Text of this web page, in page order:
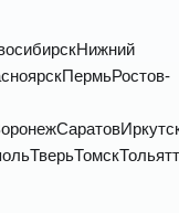
Нижний
ПермьРостов-
Саратов
ТверьТомск